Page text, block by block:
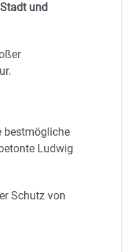
und
bestmögliche
Ludwig
Schutz von